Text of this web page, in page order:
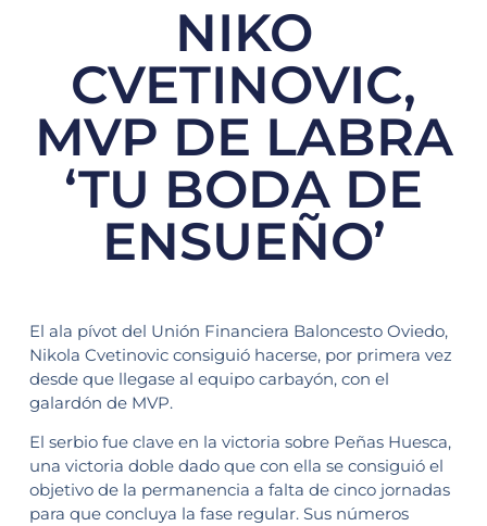
NIKO
CVETINOVIC,
MVP DE LABRA
‘TU BODA DE
ENSUEÑO’
El ala pívot del Unión Financiera Baloncesto Oviedo,
Nikola Cvetinovic consiguió hacerse, por primera vez
desde que llegase al equipo carbayón, con el
galardón de MVP.
El serbio fue clave en la victoria sobre Peñas Huesca,
una victoria doble dado que con ella se consiguió el
objetivo de la permanencia a falta de cinco jornadas
para que concluya la fase regular. Sus números